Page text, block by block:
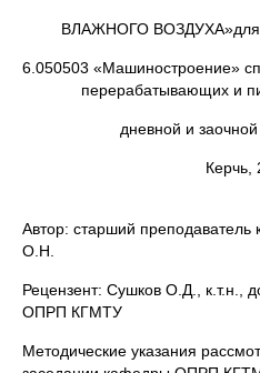
ВЛАЖНОГО ВОЗДУХА»для
6.050503 «Машиностроение»
перерабатывающих и
дневной и
Керчь,
Автор: старший
О.Н.
Рецензент: Сушков О.Д., к.т.н.,
ОПРП КГМТУ
Методические указания